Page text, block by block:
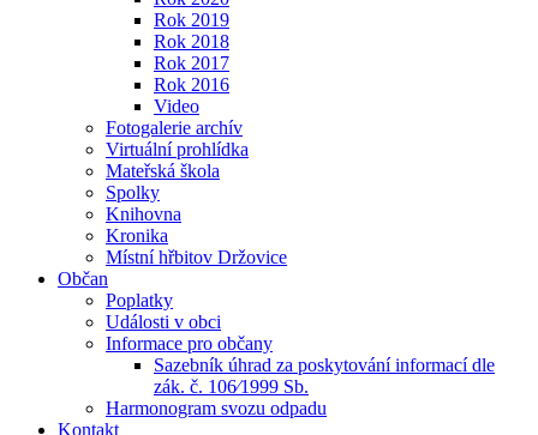
Rok 2019
Rok 2018
Rok 2017
Rok 2016
Video
Fotogalerie archív
Virtuální prohlídka
Mateřská škola
Spolky
Knihovna
Kronika
Místní hřbitov Držovice
Občan
Poplatky
Události v obci
Informace pro občany
Sazebník úhrad za poskytování informací dle
zák. č. 106⁄1999 Sb.
Harmonogram svozu odpadu
Kontakt